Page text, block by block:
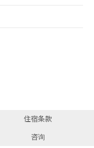
住宿条款
咨询